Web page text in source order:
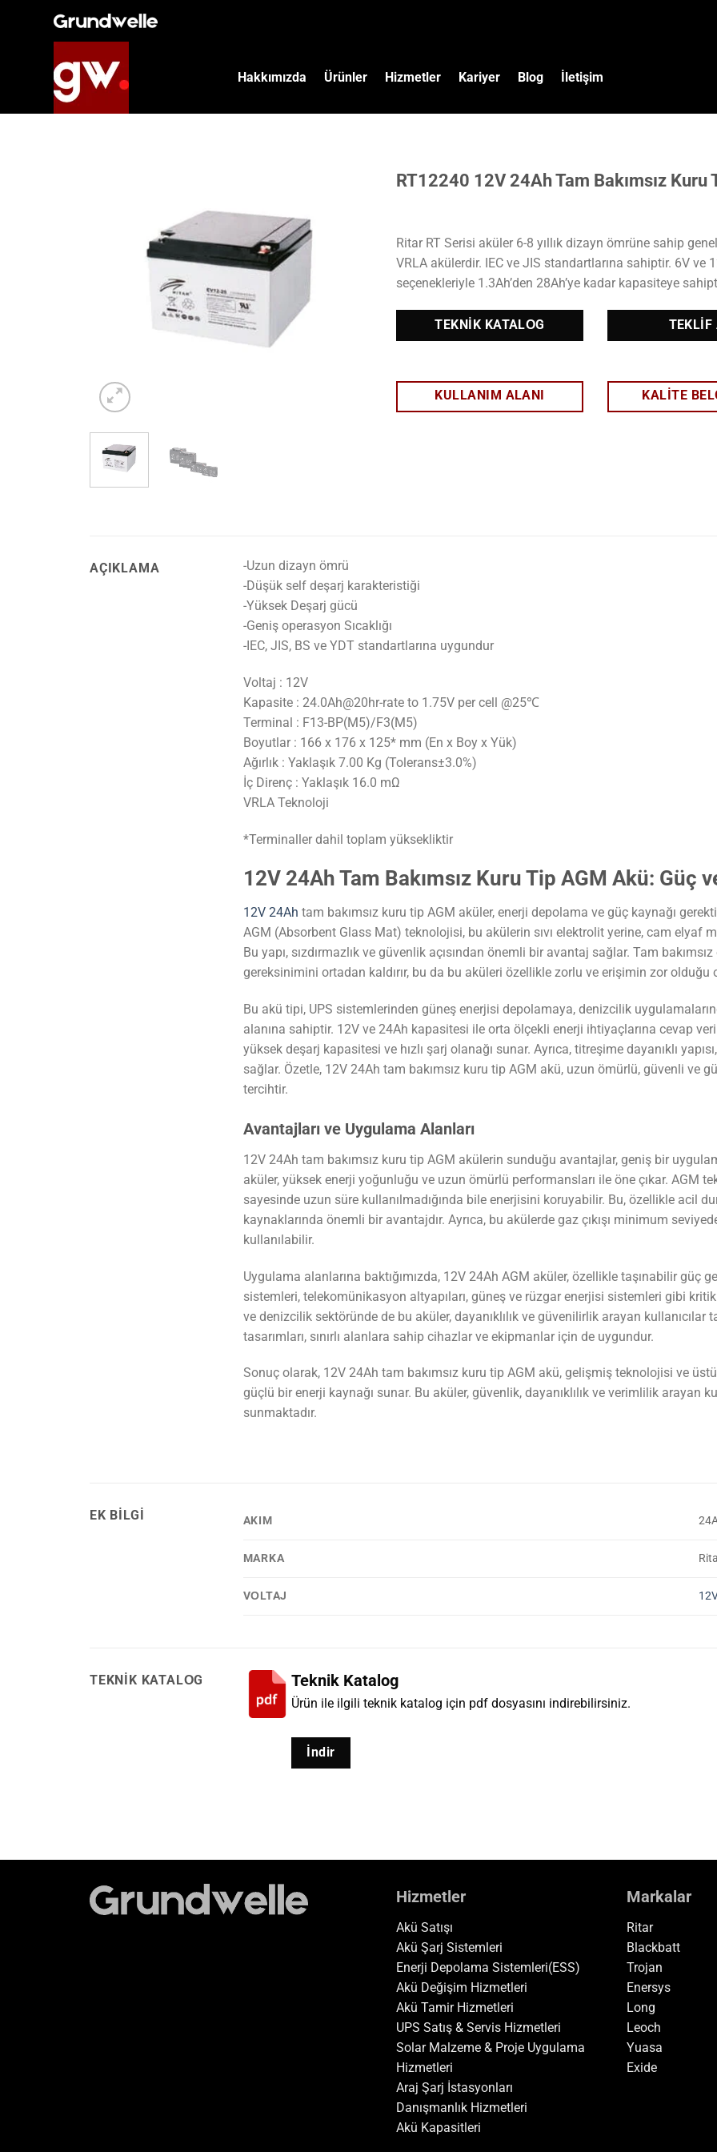
Hakkımızda Ürünler Hizmetler Kariyer Blog İletişim
RT12240 12V 24Ah Tam Bakımsız Kuru
Ritar RT Serisi aküler 6-8 yıllık dizayn ömrüne sahip
VRLA akülerdir. IEC ve JIS standartlarına sahiptir. 6V ve
seçenekleriyle 1.3Ah’den 28Ah’ye kadar kapasiteye
TEKNIK KATALOG TEKLIF
KULLANIM ALANI KALITE
AÇIKLAMA
-Uzun dizayn ömrü
-Düşük self deşarj karakteristiği
-Yüksek Deşarj gücü
-Geniş operasyon Sıcaklığı
-IEC, JIS, BS ve YDT standartlarına uygundur
Voltaj : 12V
Kapasite : 24.0Ah@20hr-rate to 1.75V per cell @25℃
Terminal : F13-BP(M5)/F3(M5)
Boyutlar : 166 x 176 x 125* mm (En x Boy x Yük)
Ağırlık : Yaklaşık 7.00 Kg (Tolerans±3.0%)
İç Direnç : Yaklaşık 16.0 mΩ
VRLA Teknoloji
*Terminaller dahil toplam yüksekliktir
12V 24Ah Tam Bakımsız Kuru Tip AGM Akü: Güç
12V 24Ah tam bakımsız kuru tip AGM aküler, enerji depolama ve güç kaynağı
AGM (Absorbent Glass Mat) teknolojisi, bu akülerin sıvı elektrolit yerine, cam elyaf
Bu yapı, sızdırmazlık ve güvenlik açısından önemli bir avantaj sağlar. Tam
gereksinimini ortadan kaldırır, bu da bu aküleri özellikle zorlu ve erişimin zor
Bu akü tipi, UPS sistemlerinden güneş enerjisi depolamaya, denizcilik
alanına sahiptir. 12V ve 24Ah kapasitesi ile orta ölçekli enerji ihtiyaçlarına cevap
yüksek deşarj kapasitesi ve hızlı şarj olanağı sunar. Ayrıca, titreşime dayanıklı
sağlar. Özetle, 12V 24Ah tam bakımsız kuru tip AGM akü, uzun ömürlü, güvenli ve
tercihtir.
Avantajları ve Uygulama Alanları
12V 24Ah tam bakımsız kuru tip AGM akülerin sunduğu avantajlar, geniş bir
aküler, yüksek enerji yoğunluğu ve uzun ömürlü performansları ile öne çıkar. AGM
sayesinde uzun süre kullanılmadığında bile enerjisini koruyabilir. Bu, özellikle acil
kaynaklarında önemli bir avantajdır. Ayrıca, bu akülerde gaz çıkışı minimum
kullanılabilir.
Uygulama alanlarına baktığımızda, 12V 24Ah AGM aküler, özellikle taşınabilir güç
sistemleri, telekomünikasyon altyapıları, güneş ve rüzgar enerjisi sistemleri gibi
ve denizcilik sektöründe de bu aküler, dayanıklılık ve güvenilirlik arayan
tasarımları, sınırlı alanlara sahip cihazlar ve ekipmanlar için de uygundur.
Sonuç olarak, 12V 24Ah tam bakımsız kuru tip AGM akü, gelişmiş teknolojisi ve
güçlü bir enerji kaynağı sunar. Bu aküler, güvenlik, dayanıklılık ve verimlilik arayan
sunmaktadır.
EK BILGI AKIM
MARKA
VOLTAJ
TEKNIK KATALOG Teknik Katalog
Ürün ile ilgili teknik katalog için pdf dosyasını indirebilirsiniz.
İndir
Hizmetler
Akü Satışı
Akü Şarj Sistemleri
Enerji Depolama Sistemleri(ESS)
Akü Değişim Hizmetleri
Akü Tamir Hizmetleri
UPS Satış & Servis Hizmetleri
Solar Malzeme & Proje Uygulama
Hizmetleri
Araj Şarj İstasyonları
Danışmanlık Hizmetleri
Akü Kapasitleri
Markalar
Ritar
Blackbatt
Trojan
Enersys
Long
Leoch
Yuasa
Exide